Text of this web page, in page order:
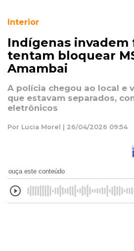
Interior
Indígenas invadem
tentam bloquear
Amambai
A polícia chegou ao local e
que estavam separados,
eletrônicos
Por Lucia Morel | 26/04/2026 09:54
ouça este conteúdo